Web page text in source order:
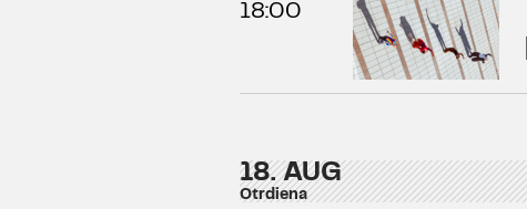
18:00
18. AUG
Otrdiena